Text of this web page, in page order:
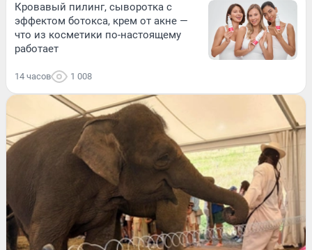
Кровавый пилинг, сыворотка с
эффектом ботокса, крем от акне —
что из косметики по-настоящему
работает
14 часов 1 008